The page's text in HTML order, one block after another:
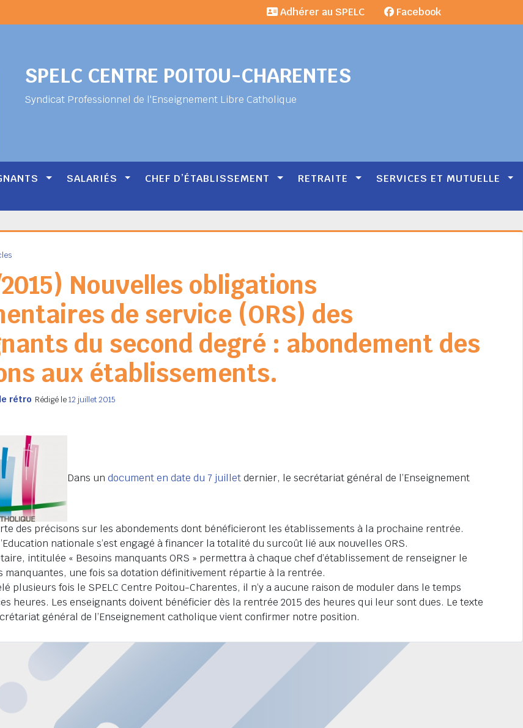
SPELC CENTRE POITOU-CHARENTES
Syndicat Professionnel de l'Enseignement Libre Catholique
Adhérer au SPELC Facebook
SALARIÉS CHEF D’ÉTABLISSEMENT RETRAITE SERVICES ET MUTUELLE
Nouvelles obligations
de service (ORS) des
du second degré : abondement des
aux établissements.
rétro Rédigé le12 juillet 2015
Dans un document en date du 7 juilletdernier, le secrétariat général de l’Enseignement
des précisons sur les abondements dont bénéficieront les établissements à la prochaine rentrée.
nationale s’est engagé à financer la totalité du surcoût lié aux nouvelles ORS.
intitulée « Besoins manquants ORS » permettra à chaque chef d’établissement de renseigner le
manquantes, une fois sa dotation définitivement répartie à la rentrée.
plusieurs fois le SPELC Centre Poitou-Charentes, il n’y a aucune raison de moduler dans le temps
heures. Les enseignants doivent bénéficier dès la rentrée 2015 des heures qui leur sont dues. Le texte
général de l’Enseignement catholique vient confirmer notre position.